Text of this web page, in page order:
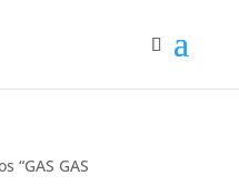
“GAS GAS